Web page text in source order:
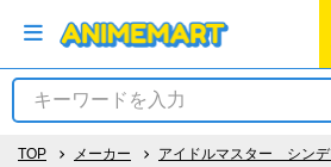
TOP メーカー
アイドルマスター シン